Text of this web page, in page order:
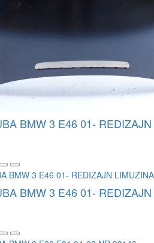
BMW 3 E46 01-
BMW 3 E46 01-